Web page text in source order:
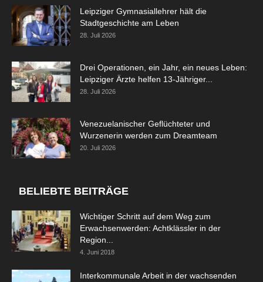
Leipziger Gymnasiallehrer hält die
Stadtgeschichte am Leben
28. Juli 2026
Drei Operationen, ein Jahr, ein neues Leben:
Leipziger Ärzte helfen 13-Jähriger...
28. Juli 2026
Venezuelanischer Geflüchteter und
Wurzenerin werden zum Dreamteam
20. Juli 2026
BELIEBTE BEITRÄGE
Wichtiger Schritt auf dem Weg zum
Erwachsenwerden: Achtklässler in der
Region...
4. Juni 2018
Interkommunale Arbeit in der wachsenden